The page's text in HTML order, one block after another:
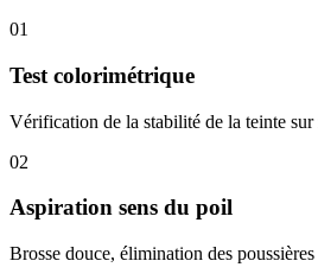
01
Test colorimétrique
Vérification de la stabilité de la teinte sur
02
Aspiration sens du poil
Brosse douce, élimination des poussières